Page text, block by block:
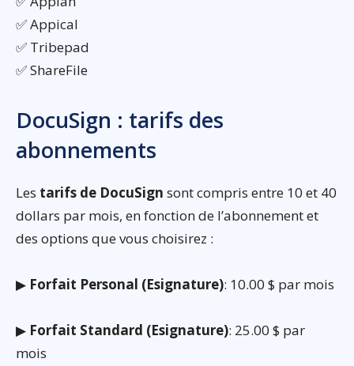
✅ Appical
✅ Tribepad
✅ ShareFile
DocuSign : tarifs des
abonnements
Les tarifs de DocuSign sont compris entre 10 et 40
dollars par mois, en fonction de l’abonnement et
des options que vous choisirez :
▶ Forfait Personal (Esignature): 10.00 $ par mois
▶ Forfait Standard (Esignature): 25.00 $ par
mois